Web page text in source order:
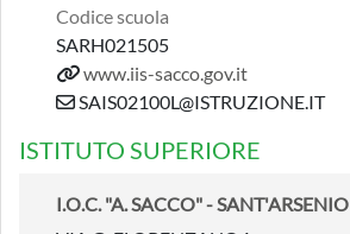
Codice scuola
SARH021505
www.iis-sacco.gov.it
SAIS02100L@ISTRUZIONE.IT
ISTITUTO SUPERIORE
I.O.C. "A. SACCO" - SANT'ARSENIO